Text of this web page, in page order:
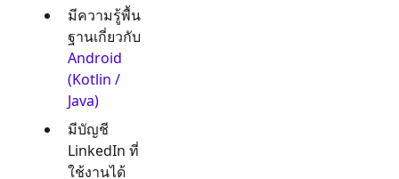
มีความรู้พื้น
ฐานเกี่ยวกับ
Android
(Kotlin /
Java)
มีบัญชี
LinkedIn ที่
ใช้งานได้